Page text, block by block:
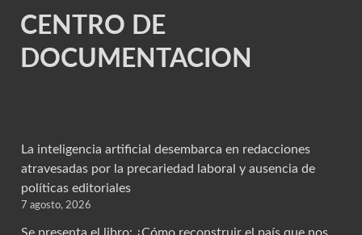
CENTRO DE
DOCUMENTACION
La inteligencia artificial desembarca en redacciones
atravesadas por la precariedad laboral y ausencia de
políticas editoriales
7 agosto, 2026